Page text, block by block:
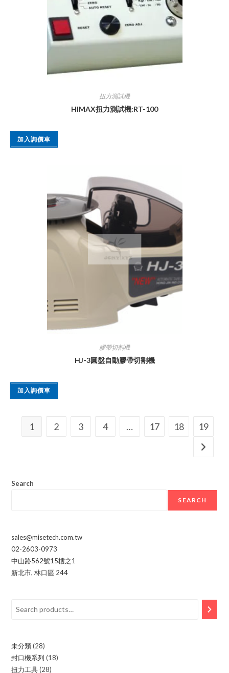
扭力測試機
HIMAX扭力測試機:RT-100
加入詢價車
膠帶切割機
HJ-3圓盤自動膠帶切割機
加入詢價車
1 2 3 4 … 17 18 19
Search
SEARCH
sales@misetech.com.tw
02-2603-0973
中山路562號15樓之1
新北市,林口區 244
Search
未分類 2828
products
封口機系列 1818
扭力工具 2828